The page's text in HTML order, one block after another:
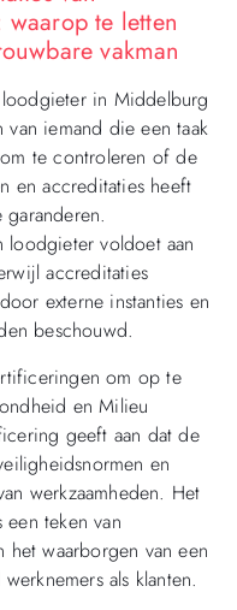
te letten
vakman
in Middelburg
iemand die een taak
te controleren of de
en accreditaties heeft
loodgieter voldoet aan
accreditaties
externe instanties en
beschouwd.
om op te
en Milieu
geeft aan dat de
en
werkzaamheden. Het
teken van
waarborgen van een
als klanten.